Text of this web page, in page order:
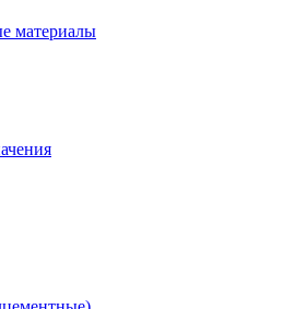
материалы